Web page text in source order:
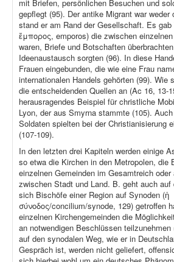
mit Briefen, persönlichen Besuchen und
gepflegt (95). Der antike Migrant war weder
stand er am Rand der Gesellschaft. Es gab
ἔμπορος, emporos) die zwischen
waren, Briefe und Botschaften
Ideenaustausch sorgten (96). In diese
Frauen eingebunden, die wie eine Frau
internationalen Handels gehörten (99). Wie
die entscheidenden Quellen an (Ac 16, 13-
herausragendes Beispiel für christliche
Lyon, der aus Smyrna stammte (105).
Soldaten spielten bei der Christianisierung
(107-109).
In den letzten drei Kapiteln werden einige
so etwa die Kirchen in den Metropolen, die
einzelnen Gemeinden im Gesamtreich
zwischen Stadt und Land. B. geht auch
sich Bischöfe einer Region auf Synoden (ἡ
σύνοδος/concilium/synode, 129) getroffen
einzelnen Kirchengemeinden die
an notwendigen Beschlüssen
auf den synodalen Weg, wie er in
Gespräch ist, werden nicht geliefert,